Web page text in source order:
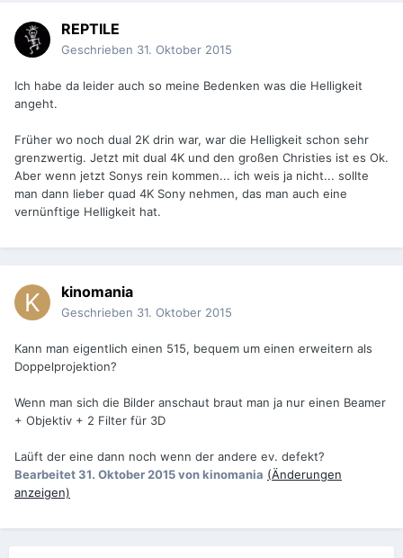
REPTILE
Geschrieben 31. Oktober 2015
Ich habe da leider auch so meine Bedenken was die Helligkeit
angeht.
Früher wo noch dual 2K drin war, war die Helligkeit schon sehr
grenzwertig. Jetzt mit dual 4K und den großen Christies ist es Ok.
Aber wenn jetzt Sonys rein kommen... ich weis ja nicht... sollte
man dann lieber quad 4K Sony nehmen, das man auch eine
vernünftige Helligkeit hat.
kinomania
Geschrieben 31. Oktober 2015
Kann man eigentlich einen 515, bequem um einen erweitern als
Doppelprojektion?
Wenn man sich die Bilder anschaut braut man ja nur einen Beamer
+ Objektiv + 2 Filter für 3D
Laüft der eine dann noch wenn der andere ev. defekt?
Bearbeitet31. Oktober 2015von kinomania (Änderungen
anzeigen)